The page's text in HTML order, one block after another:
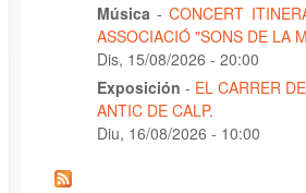
Música -CONCERT
ASSOCIACIÓ "SONS DE LA
Dis, 15/08/2026 - 20:00
Exposición - EL CARRER
ANTIC DE CALP.
Diu, 16/08/2026 - 10:00